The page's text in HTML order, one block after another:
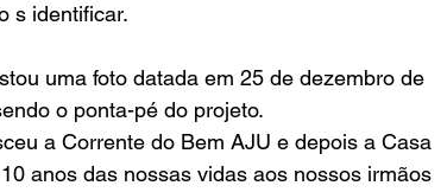
s identificar.
uma foto datada em 25 de dezembro de
o ponta-pé do projeto.
a Corrente do Bem AJU e depois a Casa
anos das nossas vidas aos nossos irmãos